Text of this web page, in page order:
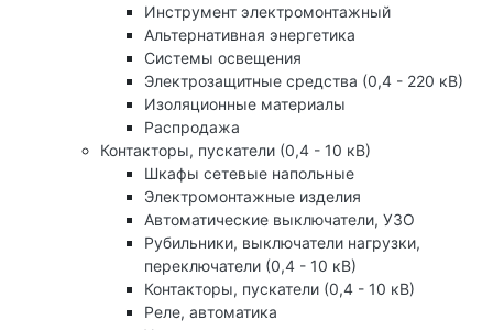
Инструмент электромонтажный
Альтернативная энергетика
Системы освещения
Электрозащитные средства (0,4 - 220 кВ)
Изоляционные материалы
Распродажа
Контакторы, пускатели (0,4 - 10 кВ)
Шкафы сетевые напольные
Электромонтажные изделия
Автоматические выключатели, УЗО
Рубильники, выключатели нагрузки,
переключатели (0,4 - 10 кВ)
Контакторы, пускатели (0,4 - 10 кВ)
Реле, автоматика